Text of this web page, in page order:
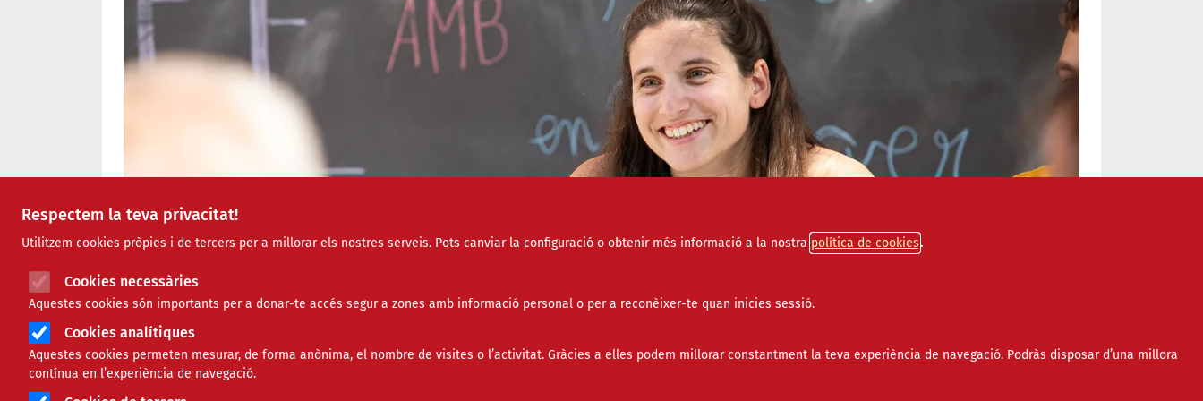
Respectem la teva privacitat!
Utilitzem cookies pròpies i de tercers per a millorar els nostres serveis. Pots canviar la configuració o obtenir més informació a la nostra política de cookies
Cookies necessàries
Aquestes cookies són importants per a donar-te accés segur a zones amb informació personal o per a reconèixer-te quan inicies sessió.
Cookies analítiques
Aquestes cookies permeten mesurar, de forma anònima, el nombre de visites o l’activitat. Gràcies a elles podem millorar constantment la teva experiència de navegació. Podràs disposar d’una millora
contínua en l’experiència de navegació.